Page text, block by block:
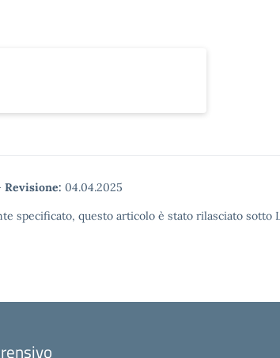
Revisione: 04.04.2025
specificato, questo articolo è stato rilasciato